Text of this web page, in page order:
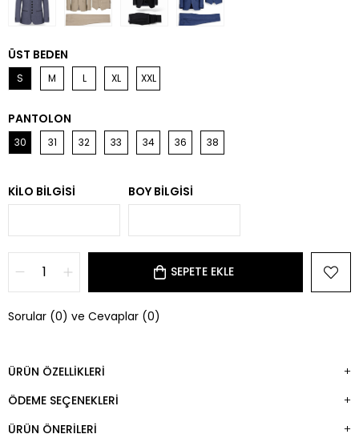
ÜST BEDEN
S M L XL XXL
PANTOLON
30 31 32 33 34 36 38
KILO BILGISI BOY BILGISI
Sorular (0) ve Cevaplar (0)
ÜRÜN ÖZELLIKLERI
ÖDEME SEÇENEKLERI
ÜRÜN ÖNERILERI